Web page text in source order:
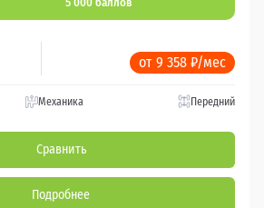
от 9 358 ₽/мес
Механика Передний
Сравнить
Подробнее